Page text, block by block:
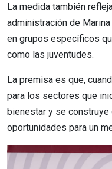
La medida también
administración de
en grupos específicos
como las juventudes.
La premisa es que,
para los sectores que
bienestar y se construye
oportunidades para un